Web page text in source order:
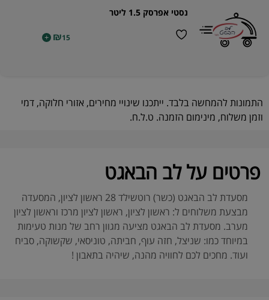
נסטי אפרסק 1.5 ליטר
₪15
+
התמונות להמחשה בלבד. ייתכנו שינויי מחירים, אזורי חלוקה, דמי
וזמן משלוח, מינימום הזמנה. ט.ל.ח.
פרטים על לב הבאגט
מסעדת לב הבאגט (כשר) רוטשילד 28 ראשון לציון, המסעדה
מבצעת משלוחים ל: ראשון לציון, ראשון לציון מרכז וראשון לציון
מערב. מסעדת לב הבאגט מציעה מגוון רחב של מנות טעימות
במיוחד כמו: שניצל, חזה עוף, חביתה, טוניסאי, שקשוקה, סביח
ועוד. מחכים לכם לחוויה מהנה, שיהיה בתאבון !